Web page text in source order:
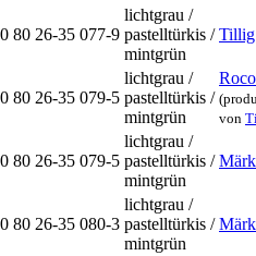
80 26-35 077-9
lichtgrau /
pastelltürkis /
mintgrün
Tillig
80 26-35 079-5
lichtgrau /
pastelltürkis /
mintgrün
Roco
von
80 26-35 079-5
lichtgrau /
pastelltürkis /
mintgrün
80 26-35 080-3
lichtgrau /
pastelltürkis /
mintgrün